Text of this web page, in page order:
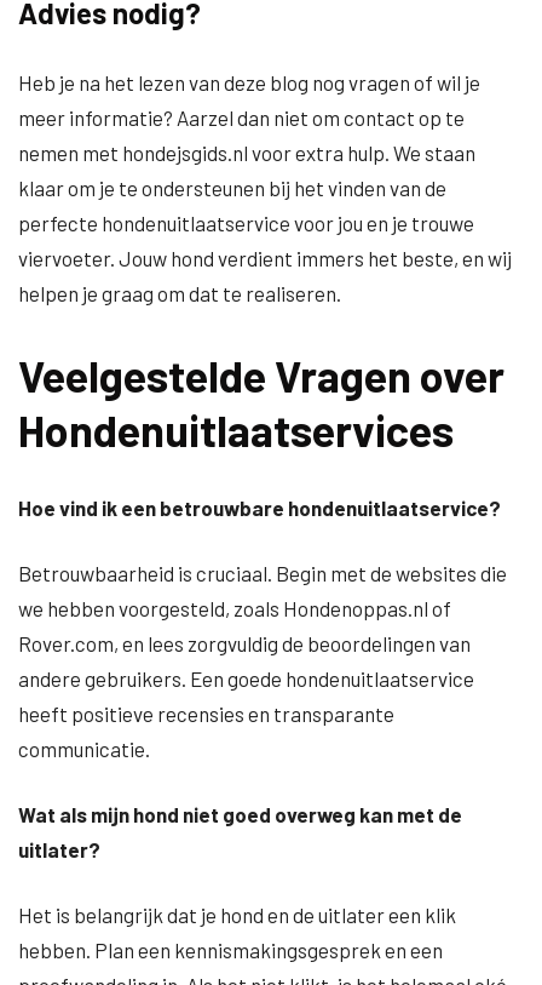
Advies nodig?
Heb je na het lezen van deze blog nog vragen of wil je
meer informatie? Aarzel dan niet om contact op te
nemen met hondejsgids.nl voor extra hulp. We staan
klaar om je te ondersteunen bij het vinden van de
perfecte hondenuitlaatservice voor jou en je trouwe
viervoeter. Jouw hond verdient immers het beste, en wij
helpen je graag om dat te realiseren.
Veelgestelde Vragen over
Hondenuitlaatservices
Hoe vind ik een betrouwbare hondenuitlaatservice?
Betrouwbaarheid is cruciaal. Begin met de websites die
we hebben voorgesteld, zoals Hondenoppas.nl of
Rover.com, en lees zorgvuldig de beoordelingen van
andere gebruikers. Een goede hondenuitlaatservice
heeft positieve recensies en transparante
communicatie.
Wat als mijn hond niet goed overweg kan met de
uitlater?
Het is belangrijk dat je hond en de uitlater een klik
hebben. Plan een kennismakingsgesprek en een